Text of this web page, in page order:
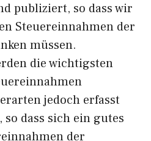
publiziert, so dass wir
Steuereinnahmen der
müssen.
die wichtigsten
jedoch erfasst
dass sich ein gutes
der